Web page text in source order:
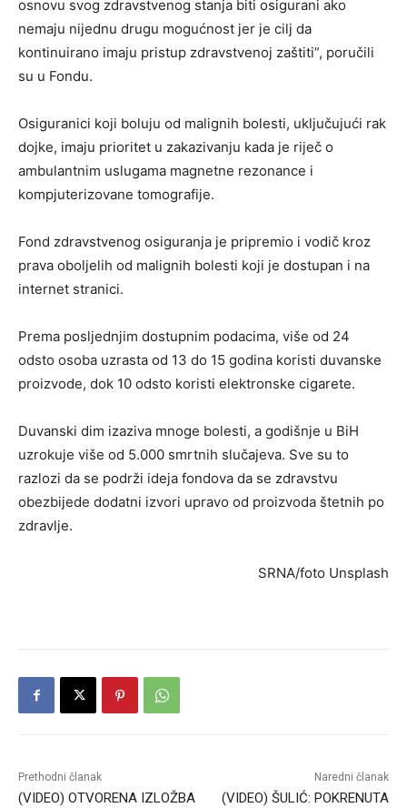
osnovu svog zdravstvenog stanja biti osigurani ako
nemaju nijednu drugu mogućnost jer je cilj da
kontinuirano imaju pristup zdravstvenoj zaštiti”, poručili
su u Fondu.
Osiguranici koji boluju od malignih bolesti, uključujući rak
dojke, imaju prioritet u zakazivanju kada je riječ o
ambulantnim uslugama magnetne rezonance i
kompjuterizovane tomografije.
Fond zdravstvenog osiguranja je pripremio i vodič kroz
prava oboljelih od malignih bolesti koji je dostupan i na
internet stranici.
Prema posljednjim dostupnim podacima, više od 24
odsto osoba uzrasta od 13 do 15 godina koristi duvanske
proizvode, dok 10 odsto koristi elektronske cigarete.
Duvanski dim izaziva mnoge bolesti, a godišnje u BiH
uzrokuje više od 5.000 smrtnih slučajeva. Sve su to
razlozi da se podrži ideja fondova da se zdravstvu
obezbijede dodatni izvori upravo od proizvoda štetnih po
zdravlje.
SRNA/foto Unsplash
Prethodni članak
(VIDEO) OTVORENA IZLOŽBA
Naredni članak
(VIDEO) ŠULIĆ: POKRENUTA